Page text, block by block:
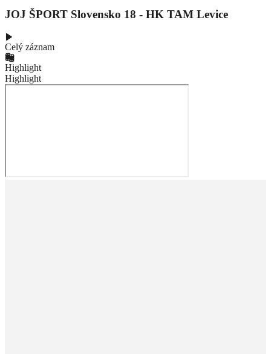
JOJ ŠPORT Slovensko 18 - HK TAM Levice
Celý záznam
Highlight
Highlight